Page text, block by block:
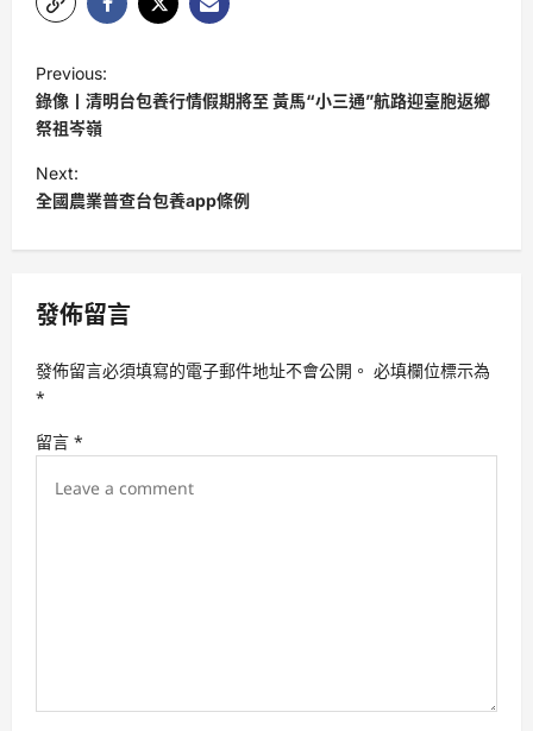
o
s
t
n
a
i
a
t
i
Previous:
錄像丨清明台包養行情假期將至 黃馬“小三通”航路迎臺胞返鄉
祭祖岑嶺
Next:
全國農業普查台包養app條例
發佈留言
發佈留言必須填寫的電子郵件地址不會公開。 必填欄位標示為
*
留言 *